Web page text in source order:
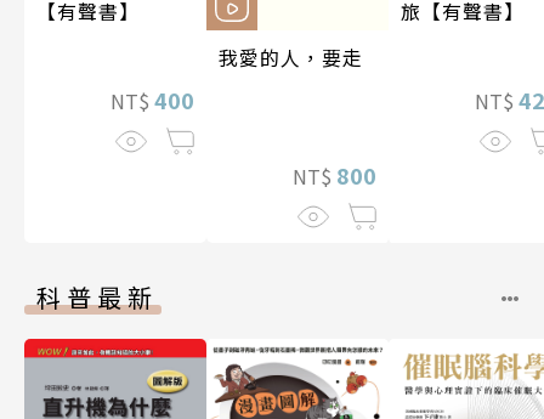
【有聲書】
NT$ 400
我愛的人，要走
NT$ 800
旅【有聲書】
NT$
科普最新